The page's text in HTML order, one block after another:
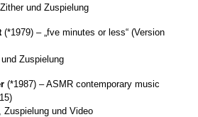
und Zuspielung
(*1979) – „fve minutes or less“ (Version
Zuspielung
(*1987) – ASMR contemporary music
Zuspielung und Video